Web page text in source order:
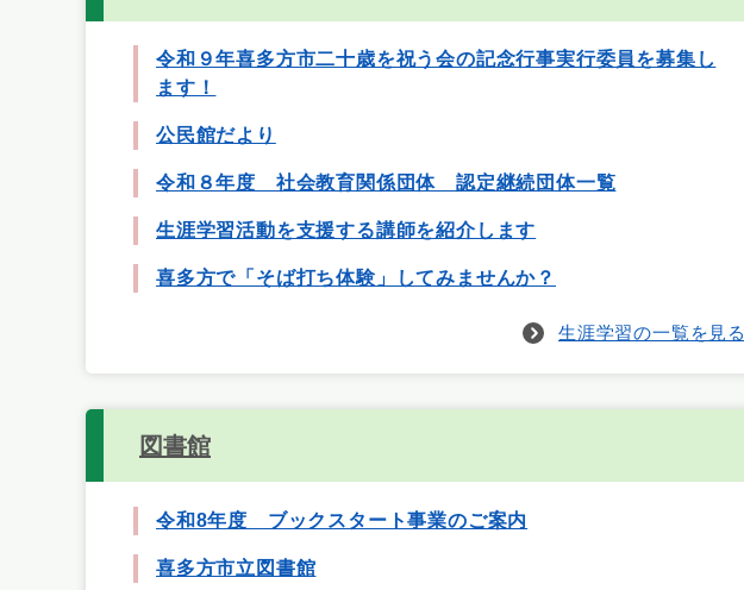
令和９年喜多方市二十歳を祝う会の記念行事実行委員を募集し
ます！
公民館だより
令和８年度 社会教育関係団体 認定継続団体一覧
生涯学習活動を支援する講師を紹介します
喜多方で「そば打ち体験」してみませんか？
生涯学習の一覧を見る
図書館
令和8年度 ブックスタート事業のご案内
喜多方市立図書館